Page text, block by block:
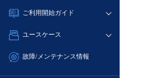
IoT
サポート
管理機能
ネットワーク
IoT
サポート
料金シミュレーター
クラウド/サーバー
ネットワーク
ご利用開始ガイド
■ 管理機能
ユースケース
- バックアップ
故障/メンテナンス情報
サービス稼働状況